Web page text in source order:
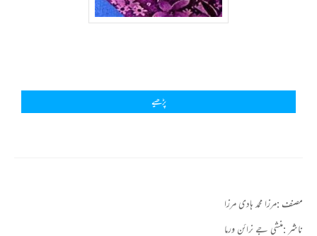
پڑھیے
مصنف :مرزا محمد ہادی مرزا
ناشر :منشی جے نرائن ورما